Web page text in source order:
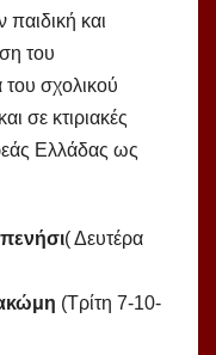
παιδική και
του
σχολικού
σε κτιριακές
Ελλάδας ως
( Δευτέρα
(Τρίτη 7-10-